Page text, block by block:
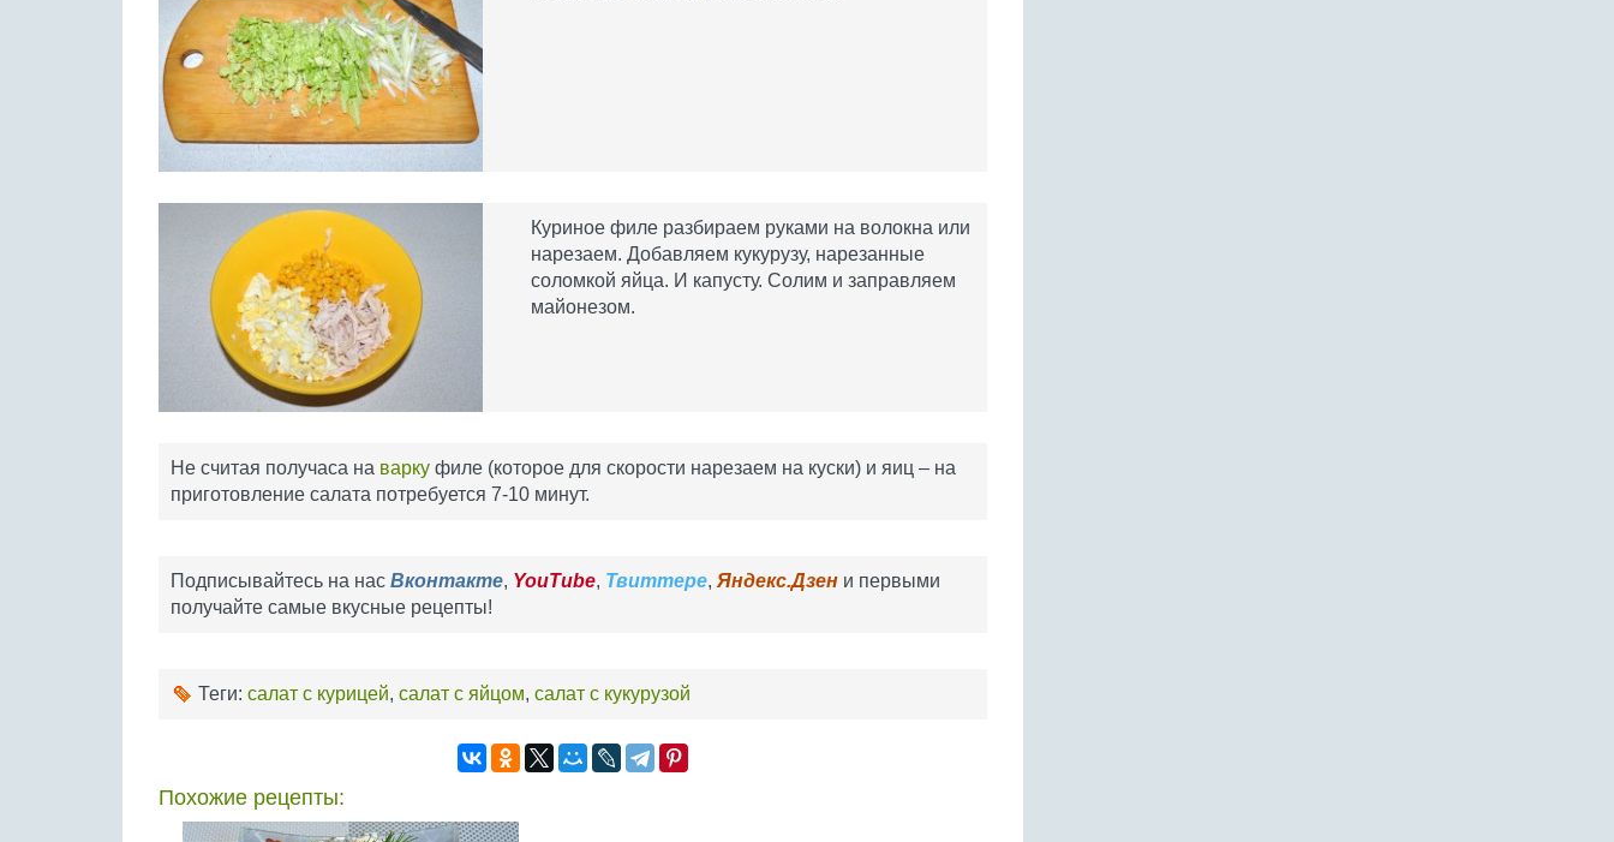
Куриное филе разбираем руками на волокна или
нарезаем. Добавляем кукурузу, нарезанные
соломкой яйца. И капусту. Солим и заправляем
майонезом.
Не считая получаса на варку филе (которое для скорости нарезаем на куски) и яиц – на
приготовление салата потребуется 7-10 минут.
Подписывайтесь на нас Вконтакте, YouTube, Твиттере, Яндекс.Дзен и первыми
получайте самые вкусные рецепты!
Теги: салат с курицей, салат с яйцом, салат с кукурузой
Похожие рецепты: